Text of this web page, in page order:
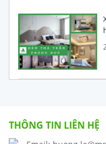
THÔNG TIN LIÊN HỆ